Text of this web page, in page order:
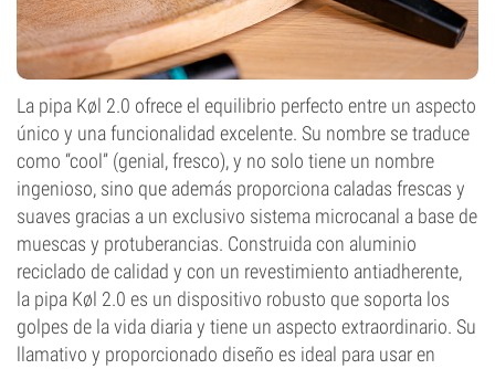
La pipa Køl 2.0 ofrece el equilibrio perfecto entre un aspecto
único y una funcionalidad excelente. Su nombre se traduce
como “cool” (genial, fresco), y no solo tiene un nombre
ingenioso, sino que además proporciona caladas frescas y
suaves gracias a un exclusivo sistema microcanal a base de
muescas y protuberancias. Construida con aluminio
reciclado de calidad y con un revestimiento antiadherente,
la pipa Køl 2.0 es un dispositivo robusto que soporta los
golpes de la vida diaria y tiene un aspecto extraordinario. Su
llamativo y proporcionado diseño es ideal para usar en